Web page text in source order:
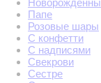
Папе
Розовые шары
С конфетти
С надписями
Свекрови
Сестре